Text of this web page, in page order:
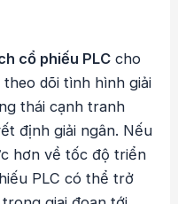
cổ phiếu PLC cho
dõi tình hình giải
thái cạnh tranh
định giải ngân. Nếu
hơn về tốc độ triển
PLC có thể trở